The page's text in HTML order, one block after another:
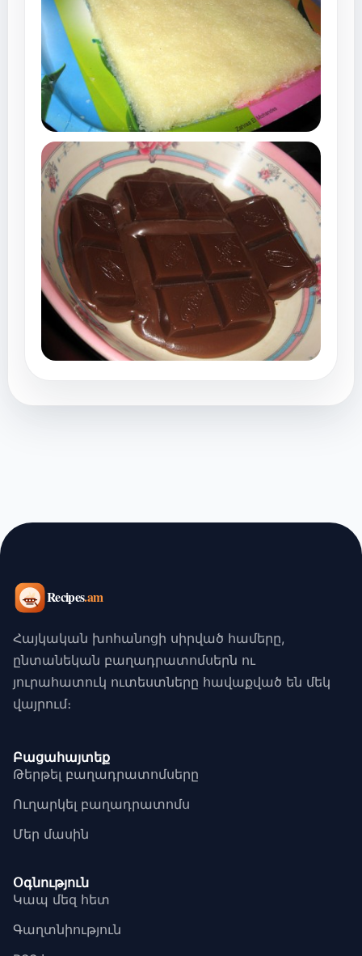
Հայկական խոհանոցի սիրված համերը,
ընտանեկան բաղադրատոմսերն ու
յուրահատուկ ուտեստները հավաքված են մեկ
վայրում։
Բացահայտեք
Թերթել բաղադրատոմսերը
Ուղարկել բաղադրատոմս
Մեր մասին
Օգնություն
Կապ մեզ հետ
Գաղտնիություն